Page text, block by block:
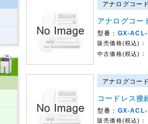
アナログコー
アナログコー
型番： GX-
販売価格(税込)：
中古価格(税込)：
アナログコー
コードレス接
型番： GX-
販売価格(税込)：